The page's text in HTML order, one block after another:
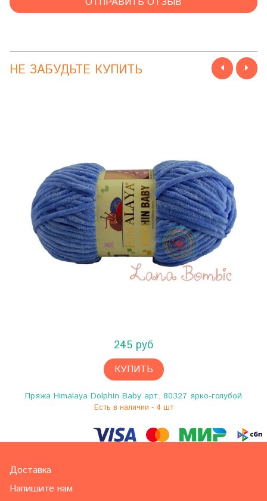
НЕ ЗАБУДЬТЕ КУПИТЬ
245 руб
КУПИТЬ
Пряжа Himalaya Dolphin Baby арт. 80327 ярко-голубой
Есть в наличии - 4 шт
Доставка
Напишите нам